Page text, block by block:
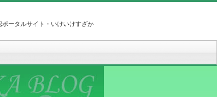
ポータルサイト・いけいけすざか